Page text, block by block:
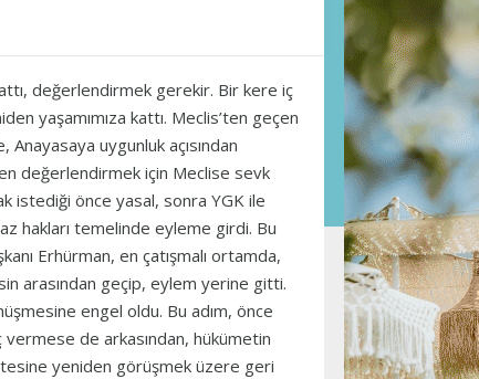
değerlendirmek gerekir. Bir kere iç
yaşamımıza kattı. Meclis’ten geçen
uygunluk açısından
değerlendirmek için Meclise sevk
istediği önce yasal, sonra YGK ile
hakları temelinde eyleme girdi. Bu
Erhürman, en çatışmalı ortamda,
arasından geçip, eylem yerine gitti.
engel oldu. Bu adım, önce
de arkasından, hükümetin
yeniden görüşmek üzere geri